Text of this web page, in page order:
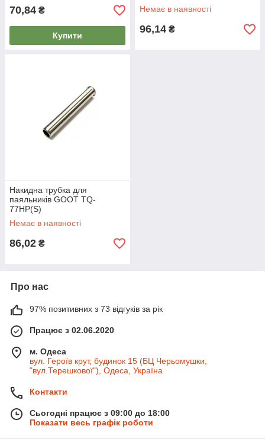
70,84 ₴
Купити
Немає в наявності
96,14 ₴
Накидна трубка для
паяльників GOOT TQ-
77HP(S)
Немає в наявності
86,02 ₴
Про нас
97% позитивних з 73 відгуків за рік
Працює з 02.06.2020
м. Одеса
вул. Героїв крут, будинок 15 (БЦ Черьомушки,
"вул.Терешкової"), Одеса, Україна
Контакти
Сьогодні працює з 09:00 до 18:00
Показати весь графік роботи